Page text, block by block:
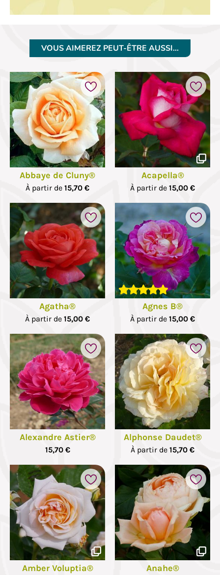
VOUS AIMEREZ PEUT-ÊTRE AUSSI…
Abbaye de Cluny®
À partir de 15,70 €
Acapella®
À partir de 15,00 €
Agatha®
À partir de 15,00 €
Agnes B®
À partir de 15,00 €
Alexandre Astier®
15,70 €
Alphonse Daudet®
À partir de 15,70 €
Amber Voluptia® Anahe®